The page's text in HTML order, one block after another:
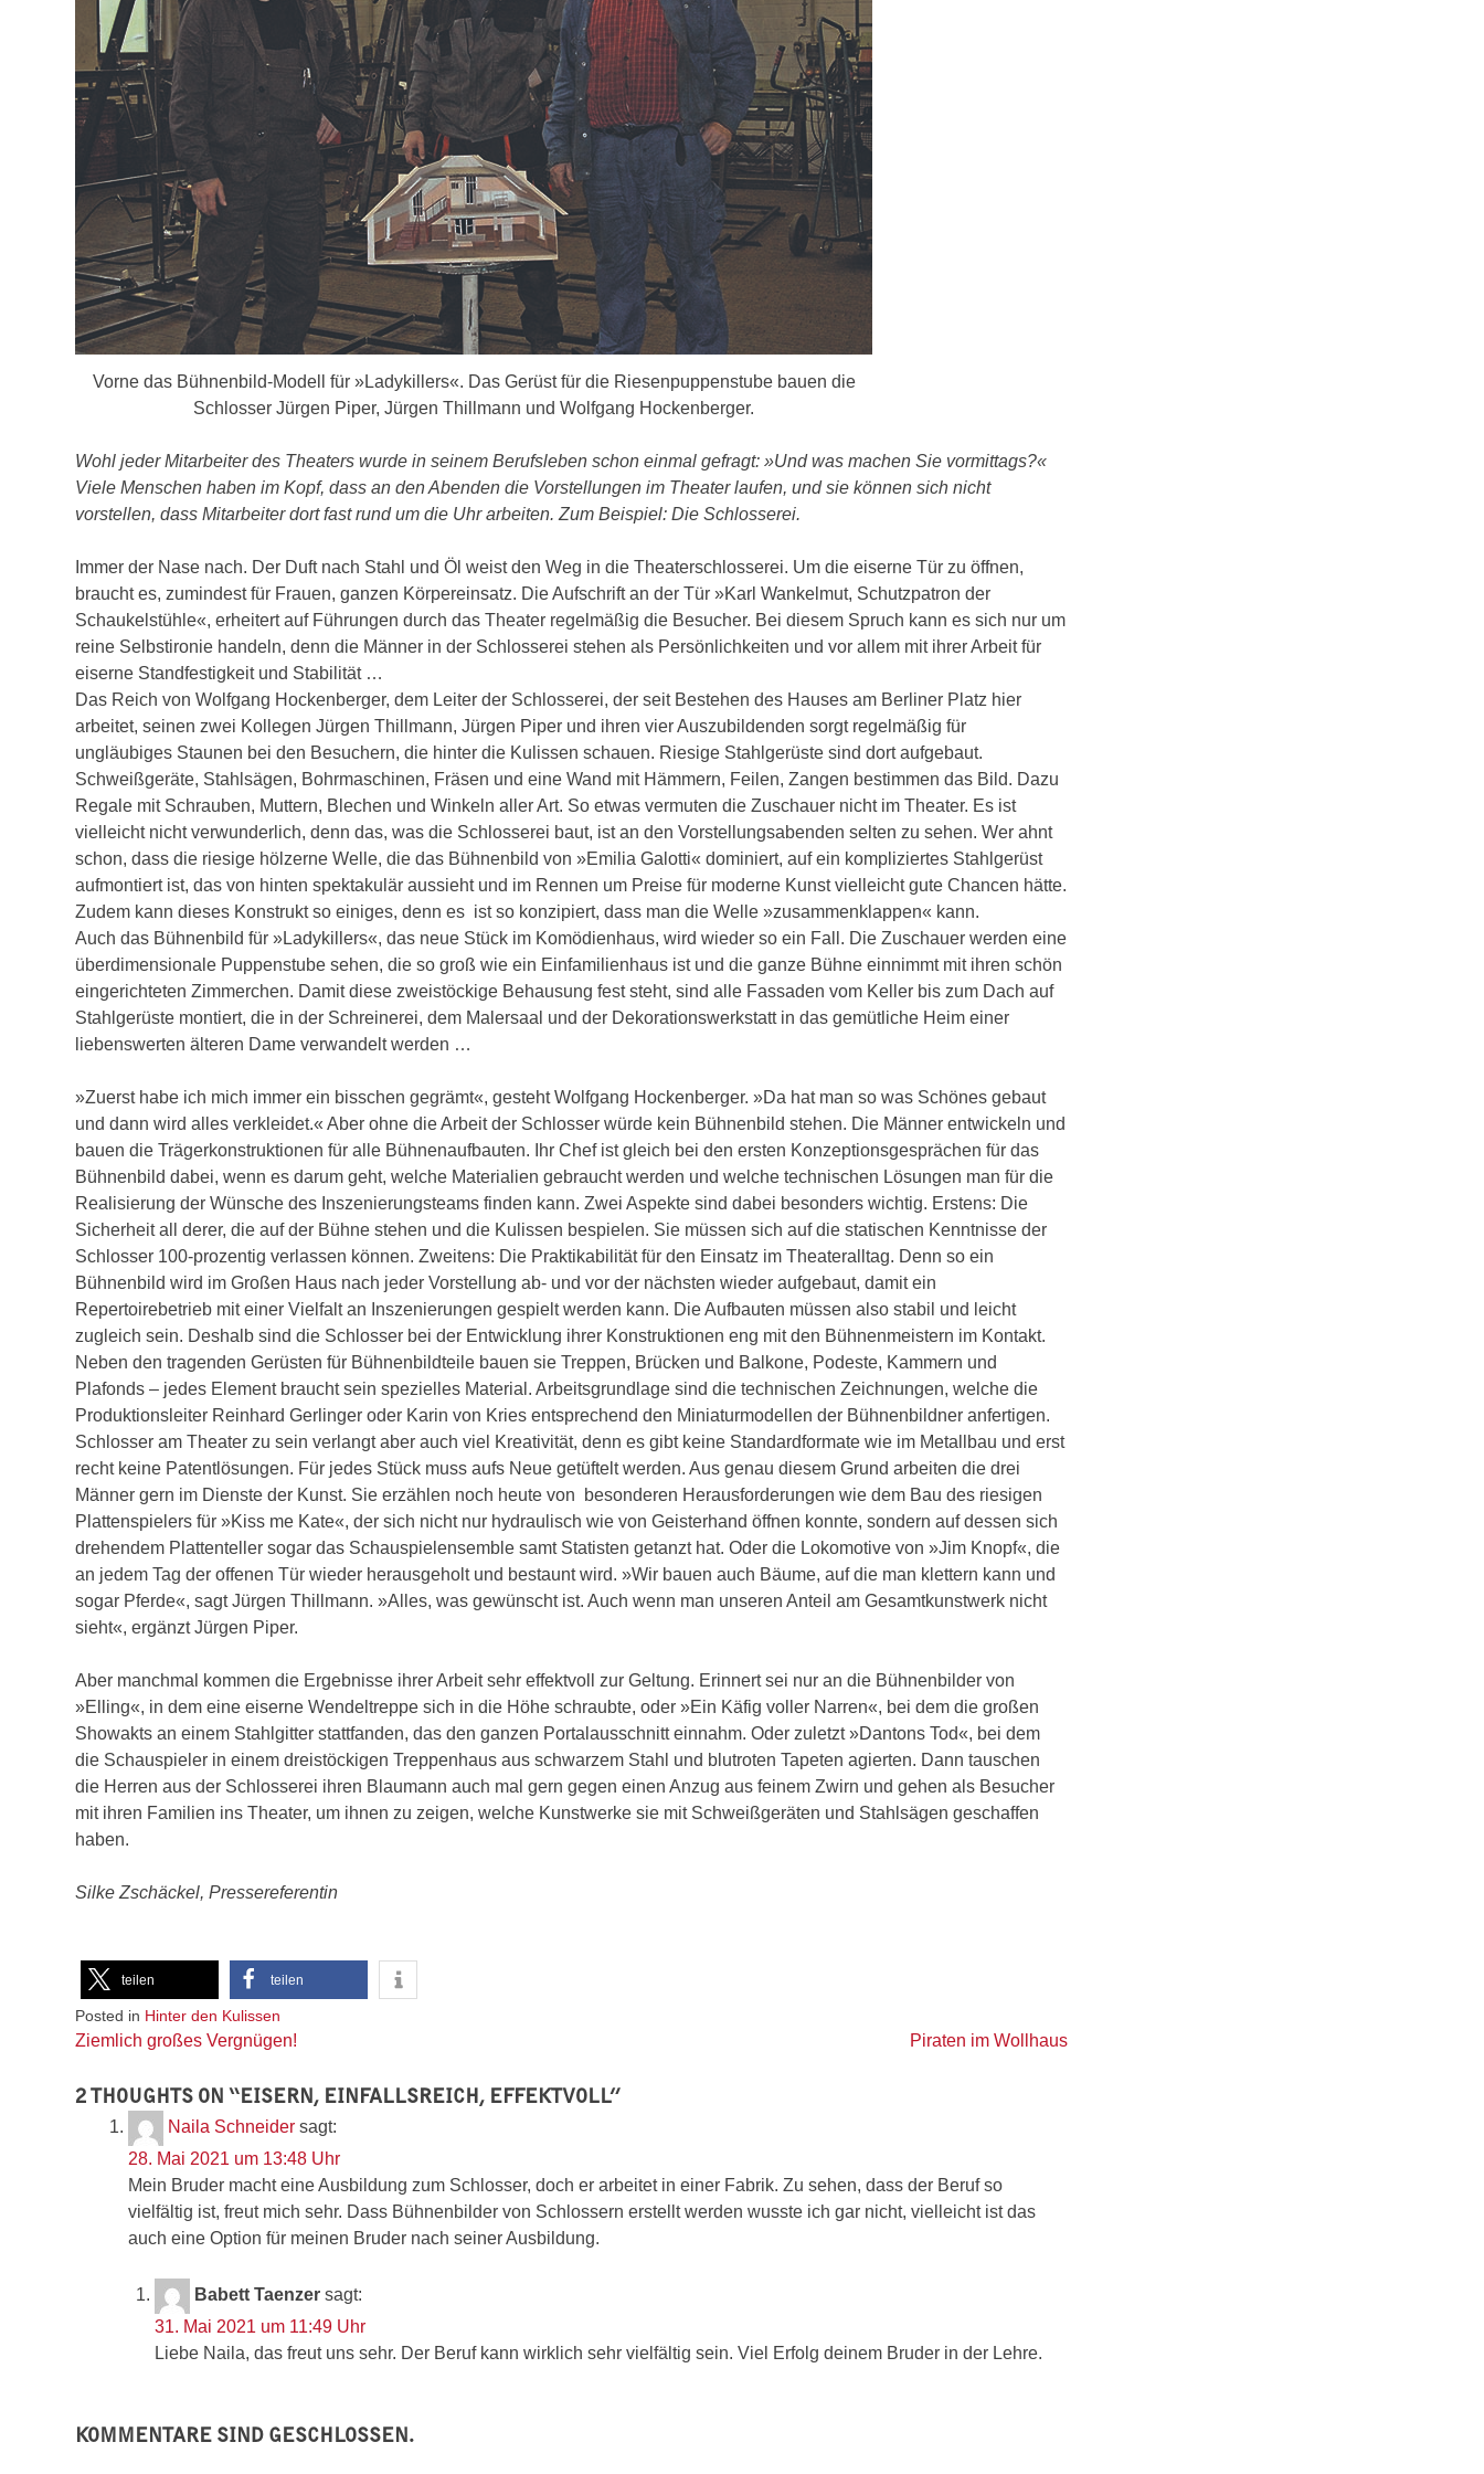
Vorne das Bühnenbild-Modell für »Ladykillers«. Das Gerüst für die Riesenpuppenstube bauen die
Schlosser Jürgen Piper, Jürgen Thillmann und Wolfgang Hockenberger.
Wohl jeder Mitarbeiter des Theaters wurde in seinem Berufsleben schon einmal gefragt: »Und was machen Sie vormittags?«
Viele Menschen haben im Kopf, dass an den Abenden die Vorstellungen im Theater laufen, und sie können sich nicht
vorstellen, dass Mitarbeiter dort fast rund um die Uhr arbeiten. Zum Beispiel: Die Schlosserei.
Immer der Nase nach. Der Duft nach Stahl und Öl weist den Weg in die Theaterschlosserei. Um die eiserne Tür zu öffnen,
braucht es, zumindest für Frauen, ganzen Körpereinsatz. Die Aufschrift an der Tür »Karl Wankelmut, Schutzpatron der
Schaukelstühle«, erheitert auf Führungen durch das Theater regelmäßig die Besucher. Bei diesem Spruch kann es sich nur um
reine Selbstironie handeln, denn die Männer in der Schlosserei stehen als Persönlichkeiten und vor allem mit ihrer Arbeit für
eiserne Standfestigkeit und Stabilität …
Das Reich von Wolfgang Hockenberger, dem Leiter der Schlosserei, der seit Bestehen des Hauses am Berliner Platz hier
arbeitet, seinen zwei Kollegen Jürgen Thillmann, Jürgen Piper und ihren vier Auszubildenden sorgt regelmäßig für
ungläubiges Staunen bei den Besuchern, die hinter die Kulissen schauen. Riesige Stahlgerüste sind dort aufgebaut.
Schweißgeräte, Stahlsägen, Bohrmaschinen, Fräsen und eine Wand mit Hämmern, Feilen, Zangen bestimmen das Bild. Dazu
Regale mit Schrauben, Muttern, Blechen und Winkeln aller Art. So etwas vermuten die Zuschauer nicht im Theater. Es ist
vielleicht nicht verwunderlich, denn das, was die Schlosserei baut, ist an den Vorstellungsabenden selten zu sehen. Wer ahnt
schon, dass die riesige hölzerne Welle, die das Bühnenbild von »Emilia Galotti« dominiert, auf ein kompliziertes Stahlgerüst
aufmontiert ist, das von hinten spektakulär aussieht und im Rennen um Preise für moderne Kunst vielleicht gute Chancen hätte.
Zudem kann dieses Konstrukt so einiges, denn es ist so konzipiert, dass man die Welle »zusammenklappen« kann.
Auch das Bühnenbild für »Ladykillers«, das neue Stück im Komödienhaus, wird wieder so ein Fall. Die Zuschauer werden eine
überdimensionale Puppenstube sehen, die so groß wie ein Einfamilienhaus ist und die ganze Bühne einnimmt mit ihren schön
eingerichteten Zimmerchen. Damit diese zweistöckige Behausung fest steht, sind alle Fassaden vom Keller bis zum Dach auf
Stahlgerüste montiert, die in der Schreinerei, dem Malersaal und der Dekorationswerkstatt in das gemütliche Heim einer
liebenswerten älteren Dame verwandelt werden …
»Zuerst habe ich mich immer ein bisschen gegrämt«, gesteht Wolfgang Hockenberger. »Da hat man so was Schönes gebaut
und dann wird alles verkleidet.« Aber ohne die Arbeit der Schlosser würde kein Bühnenbild stehen. Die Männer entwickeln und
bauen die Trägerkonstruktionen für alle Bühnenaufbauten. Ihr Chef ist gleich bei den ersten Konzeptionsgesprächen für das
Bühnenbild dabei, wenn es darum geht, welche Materialien gebraucht werden und welche technischen Lösungen man für die
Realisierung der Wünsche des Inszenierungsteams finden kann. Zwei Aspekte sind dabei besonders wichtig. Erstens: Die
Sicherheit all derer, die auf der Bühne stehen und die Kulissen bespielen. Sie müssen sich auf die statischen Kenntnisse der
Schlosser 100-prozentig verlassen können. Zweitens: Die Praktikabilität für den Einsatz im Theateralltag. Denn so ein
Bühnenbild wird im Großen Haus nach jeder Vorstellung ab- und vor der nächsten wieder aufgebaut, damit ein
Repertoirebetrieb mit einer Vielfalt an Inszenierungen gespielt werden kann. Die Aufbauten müssen also stabil und leicht
zugleich sein. Deshalb sind die Schlosser bei der Entwicklung ihrer Konstruktionen eng mit den Bühnenmeistern im Kontakt.
Neben den tragenden Gerüsten für Bühnenbildteile bauen sie Treppen, Brücken und Balkone, Podeste, Kammern und
Plafonds – jedes Element braucht sein spezielles Material. Arbeitsgrundlage sind die technischen Zeichnungen, welche die
Produktionsleiter Reinhard Gerlinger oder Karin von Kries entsprechend den Miniaturmodellen der Bühnenbildner anfertigen.
Schlosser am Theater zu sein verlangt aber auch viel Kreativität, denn es gibt keine Standardformate wie im Metallbau und erst
recht keine Patentlösungen. Für jedes Stück muss aufs Neue getüftelt werden. Aus genau diesem Grund arbeiten die drei
Männer gern im Dienste der Kunst. Sie erzählen noch heute von besonderen Herausforderungen wie dem Bau des riesigen
Plattenspielers für »Kiss me Kate«, der sich nicht nur hydraulisch wie von Geisterhand öffnen konnte, sondern auf dessen sich
drehendem Plattenteller sogar das Schauspielensemble samt Statisten getanzt hat. Oder die Lokomotive von »Jim Knopf«, die
an jedem Tag der offenen Tür wieder herausgeholt und bestaunt wird. »Wir bauen auch Bäume, auf die man klettern kann und
sogar Pferde«, sagt Jürgen Thillmann. »Alles, was gewünscht ist. Auch wenn man unseren Anteil am Gesamtkunstwerk nicht
sieht«, ergänzt Jürgen Piper.
Aber manchmal kommen die Ergebnisse ihrer Arbeit sehr effektvoll zur Geltung. Erinnert sei nur an die Bühnenbilder von
»Elling«, in dem eine eiserne Wendeltreppe sich in die Höhe schraubte, oder »Ein Käfig voller Narren«, bei dem die großen
Showakts an einem Stahlgitter stattfanden, das den ganzen Portalausschnitt einnahm. Oder zuletzt »Dantons Tod«, bei dem
die Schauspieler in einem dreistöckigen Treppenhaus aus schwarzem Stahl und blutroten Tapeten agierten. Dann tauschen
die Herren aus der Schlosserei ihren Blaumann auch mal gern gegen einen Anzug aus feinem Zwirn und gehen als Besucher
mit ihren Familien ins Theater, um ihnen zu zeigen, welche Kunstwerke sie mit Schweißgeräten und Stahlsägen geschaffen
haben.
Silke Zschäckel, Pressereferentin
teilen teilen
Posted in Hinter den Kulissen
Beitragsnavigation
Ziemlich großes Vergnügen! Piraten im Wollhaus
2 THOUGHTS ON “EISERN, EINFALLSREICH, EFFEKTVOLL”
Naila Schneider sagt:
28. Mai 2021 um 13:48 Uhr
Mein Bruder macht eine Ausbildung zum Schlosser, doch er arbeitet in einer Fabrik. Zu sehen, dass der Beruf so
vielfältig ist, freut mich sehr. Dass Bühnenbilder von Schlossern erstellt werden wusste ich gar nicht, vielleicht ist das
auch eine Option für meinen Bruder nach seiner Ausbildung.
Babett Taenzer sagt:
31. Mai 2021 um 11:49 Uhr
Liebe Naila, das freut uns sehr. Der Beruf kann wirklich sehr vielfältig sein. Viel Erfolg deinem Bruder in der Lehre.
KOMMENTARE SIND GESCHLOSSEN.